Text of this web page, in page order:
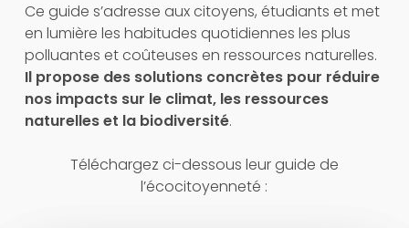
Ce guide s’adresse aux citoyens, étudiants et met
en lumière les habitudes quotidiennes les plus
polluantes et coûteuses en ressources naturelles.
Il propose des solutions concrètes pour réduire
nos impacts sur le climat, les ressources
naturelles et la biodiversité.
Téléchargez ci-dessous leur guide de
l’écocitoyenneté :